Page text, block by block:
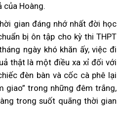
của Hoàng.
gian đáng nhớ nhất đời học
bị ôn tập cho kỳ thi THPT
ngày khó khăn ấy, việc đi
thật là một điều xa xỉ đối với
đèn bàn và cốc cà phê lại
giao” trong những đêm trắng,
trong suốt quãng thời gian